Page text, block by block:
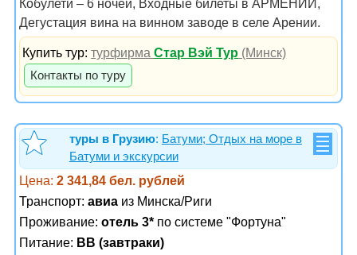
Кобулети – 6 ночей, Входные билеты в АРМЕНИИ,
Дегустация вина на винном заводе в селе Арении.
Купить тур:турфирмаСтар Вэй Тур (Минск)
Контакты по туру
туры в Грузию: Батуми; Отдых на море в
Батуми и экскурсии
Цена: 2 341,84 бел. рублей
Транспорт: авиа из Минска/Риги
Проживание: отель 3* по системе "Фортуна"
Питание: BB (завтраки)